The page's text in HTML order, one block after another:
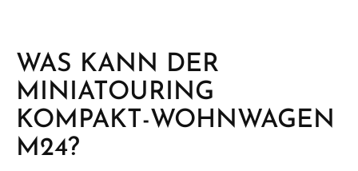
WAS KANN DER
MINIATOURING
KOMPAKT-WOHNWAGEN
M24?